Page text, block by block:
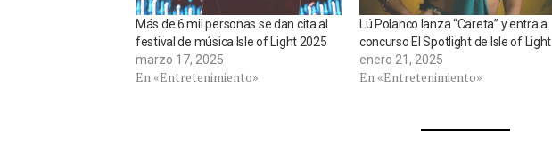
Más de 6 mil personas se dan cita al
festival de música Isle of Light 2025
marzo 17, 2025
En «Entretenimiento»
Lú Polanco lanza “Careta” y entra a
concurso El Spotlight de Isle of Light
enero 21, 2025
En «Entretenimiento»